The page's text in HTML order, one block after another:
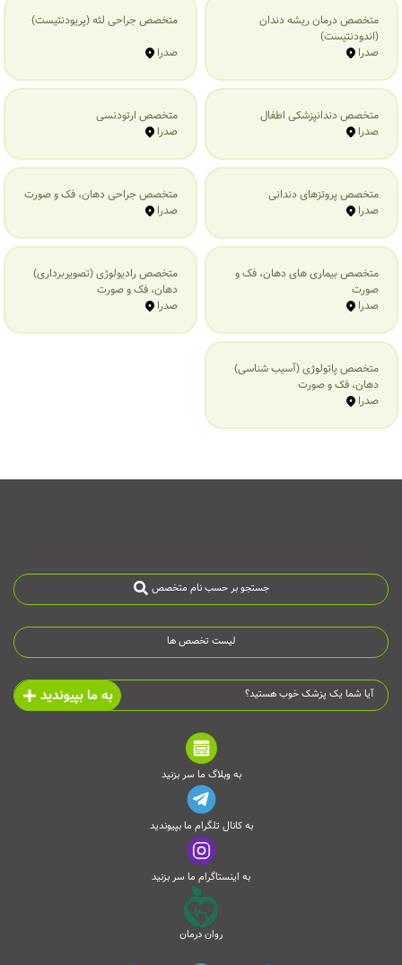
متخصص درمان ریشه دندان
(اندودنتیست)
صدرا
متخصص جراحی لثه (پریودنتیست)
صدرا
متخصص دندانپزشکی اطفال
صدرا
متخصص ارتودنسی
صدرا
متخصص پروتزهای دندانی
صدرا
متخصص جراحی دهان، فک و صورت
صدرا
متخصص بیماری‌ های دهان، فک و
صورت
صدرا
متخصص رادیولوژی (تصویربرداری)
دهان، فک و صورت
صدرا
متخصص پاتولوژی (آسیب شناسی)
دهان، فک و صورت
صدرا
جستجو بر حسب نام متخصص
لیست تخصص ها
آیا شما یک پزشک خوب هستید؟ به ما بپیوندید
به وبلاگ ما سر بزنید
به کانال تلگرام ما بپیوندید
به اینستاگرام ما سر بزنید
روان درمان